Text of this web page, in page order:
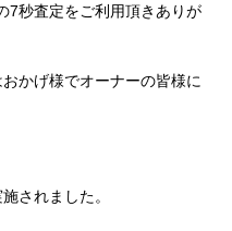
7秒査定をご利用頂きありが
かげ様でオーナーの皆様に
されました。